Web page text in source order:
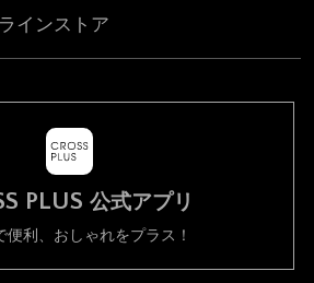
インストア
PLUS 公式アプリ
便利、おしゃれをプラス！